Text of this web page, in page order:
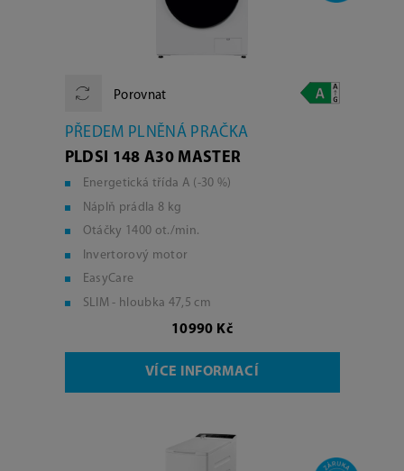
Porovnat
PŘEDEM PLNĚNÁ PRAČKA
PLDSI 148 A30 MASTER
Energetická třída A (-30 %)
Náplň prádla 8 kg
Otáčky 1400 ot./min.
Invertorový motor
EasyCare
SLIM - hloubka 47,5 cm
10990 Kč
VÍCE INFORMACÍ